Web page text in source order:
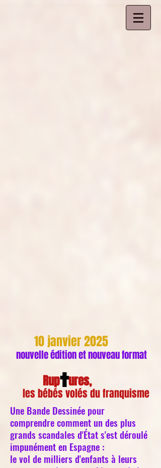
10 janvier 2025
nouvelle édition et nouveau format
Rup†ures,
les bébés volés du franquisme
Une Bande Dessinée pour
comprendre comment un des plus
grands scandales d'État s'est déroulé
impunément en Espagne :
le vol de milliers d'enfants à leurs